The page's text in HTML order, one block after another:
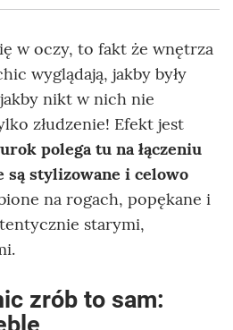
w oczy, to fakt że wnętrza
wyglądają, jakby były
nikt w nich nie
złudzenie! Efekt jest
urok polega tu na łączeniu
stylizowane i celowo
na rogach, popękane i
starymi,
zrób to sam: